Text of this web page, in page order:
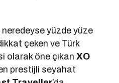
neredeyse yüzde yüze
çeken ve Türk
olarak öne çıkanXO
prestijli seyahat